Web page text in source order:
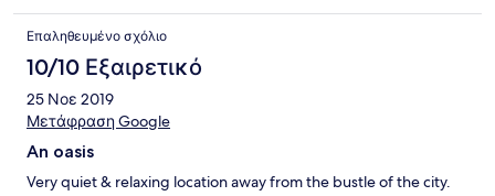
so different from the 5 stars hotels in Singapore and not much
more expensive than an Ibis.
Επαληθευμένο σχόλιο
10/10 Εξαιρετικό
25 Νοε 2019
Μετάφραση Google
An oasis
Very quiet & relaxing location away from the bustle of the city.